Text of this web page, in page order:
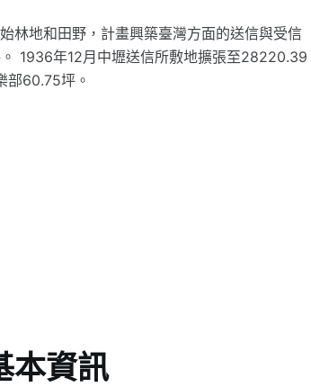
林地和田野，計畫興築臺灣方面的送信與受信
1936年12月中壢送信所敷地擴張至28220.39
部60.75坪。
本資訊